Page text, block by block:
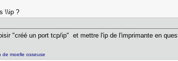
\\ip ?
"créé un port tcp/ip" et mettre l'ip de l'imprimante en
de moelle osseuse